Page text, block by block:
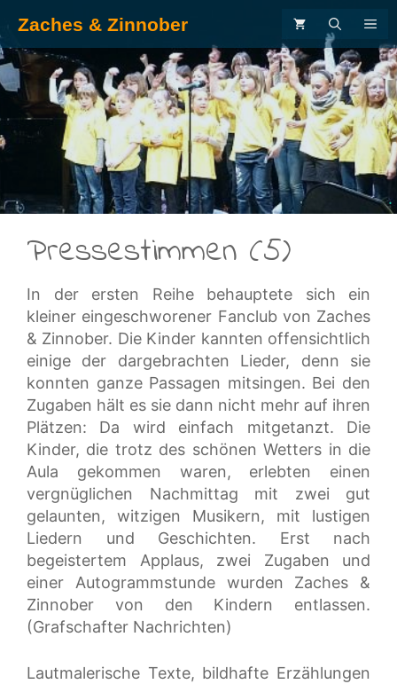
Inhalt
springen
Zaches & Zinnober
.
Pressestimmen (5)
In der ersten Reihe behauptete sich ein
kleiner eingeschworener Fanclub von Zaches
& Zinnober. Die Kinder kannten offensichtlich
einige der dargebrachten Lieder, denn sie
konnten ganze Passagen mitsingen. Bei den
Zugaben hält es sie dann nicht mehr auf ihren
Plätzen: Da wird einfach mitgetanzt. Die
Kinder, die trotz des schönen Wetters in die
Aula gekommen waren, erlebten einen
vergnüglichen Nachmittag mit zwei gut
gelaunten, witzigen Musikern, mit lustigen
Liedern und Geschichten. Erst nach
begeistertem Applaus, zwei Zugaben und
einer Autogrammstunde wurden Zaches &
Zinnober von den Kindern entlassen.
(Grafschafter Nachrichten)
Lautmalerische Texte, bildhafte Erzählungen